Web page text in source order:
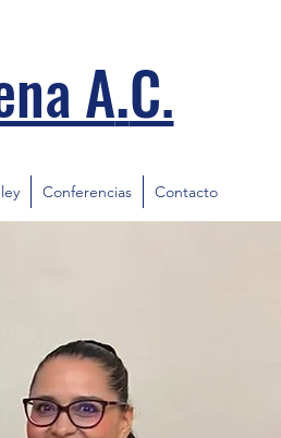
A.C.
Conferencias Contacto